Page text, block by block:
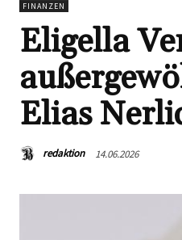
FINANZEN
Eligella
Elias
redaktion 14.06.2026